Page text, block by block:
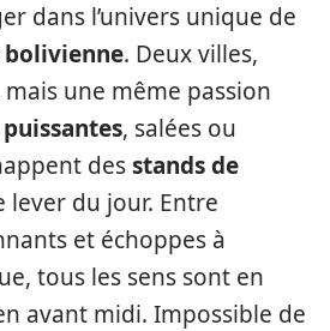
dans l’univers unique de
bolivienne. Deux villes,
une même passion
, salées ou
desstands de
lever du jour. Entre
et échoppes à
tous les sens sont en
avant midi. Impossible de